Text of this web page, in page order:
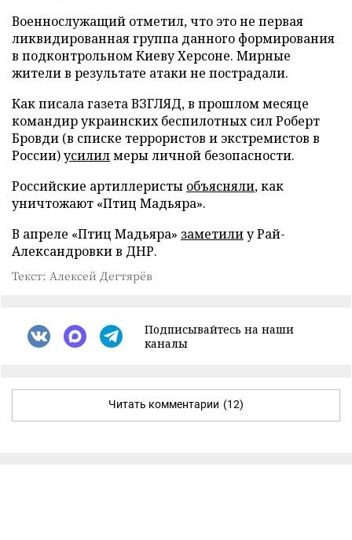
Военнослужащий отметил, что это не первая
ликвидированная группа данного формирования
в подконтрольном Киеву Херсоне. Мирные
жители в результате атаки не пострадали.
Как писала газета ВЗГЛЯД, в прошлом месяце
командир украинских беспилотных сил Роберт
Бровди (в списке террористов и экстремистов в
России)усилилмеры личной безопасности.
Российские артиллеристы объясняли, как
уничтожают «Птиц Мадьяра».
В апреле «Птиц Мадьяра» заметилиу Рай-
Александровки в ДНР.
Текст: Алексей Дегтярёв
Подписывайтесь на наши
каналы
Читать комментарии (12)